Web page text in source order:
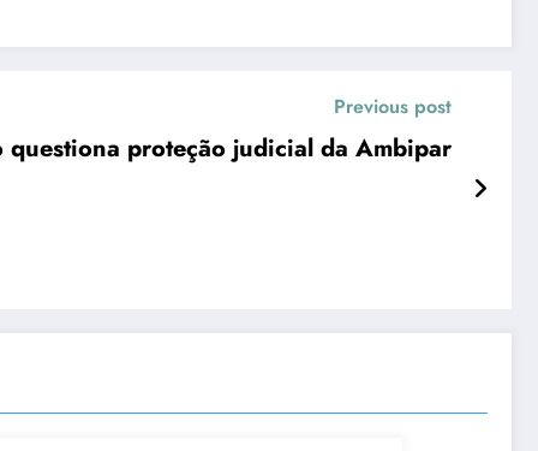
Previous post
questiona proteção judicial da Ambipar